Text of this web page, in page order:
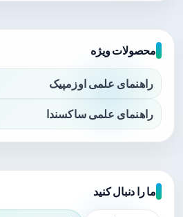
محصولات ویژه
راهنمای علمی اوزمپیک
راهنمای علمی ساکسندا
ما را دنبال کنید